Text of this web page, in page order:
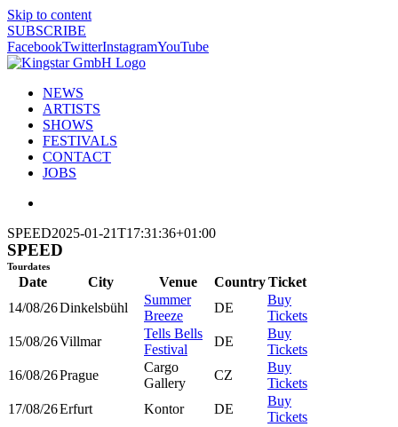
Skip to content
SUBSCRIBE
FacebookTwitterInstagramYouTube
NEWS
ARTISTS
SHOWS
FESTIVALS
CONTACT
JOBS
SPEED2025-01-21T17:31:36+01:00
SPEED
Tourdates
Date City Venue CountryTicket
14/08/26Dinkelsbühl
Summer
Breeze
DE
Buy
Tickets
15/08/26Villmar
Tells Bells
Festival
DE
Buy
Tickets
16/08/26Prague
Cargo
Gallery
CZ
Buy
Tickets
17/08/26Erfurt Kontor DE
Buy
Tickets